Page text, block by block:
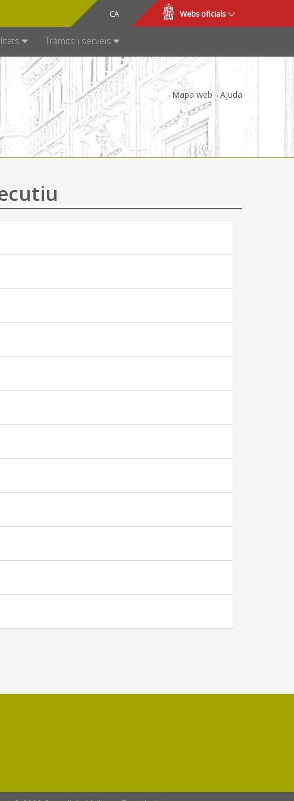
CA
ES Webs oficials
Tràmits i serveis
Mapa web Ajuda